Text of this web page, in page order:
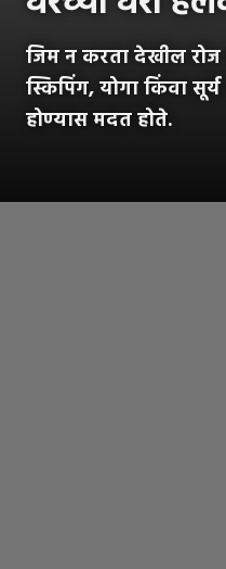
जिम न करता देखील
स्किपिंग, योगा किंवा
होण्यास मदत होते.